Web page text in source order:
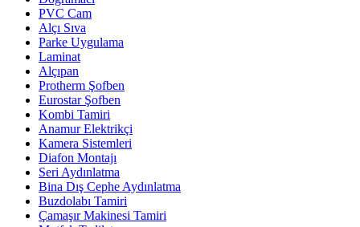
PVC Cam
Alçı Sıva
Parke Uygulama
Laminat
Alçıpan
Protherm Şofben
Eurostar Şofben
Kombi Tamiri
Anamur Elektrikçi
Kamera Sistemleri
Diafon Montajı
Seri Aydınlatma
Bina Dış Cephe Aydınlatma
Buzdolabı Tamiri
Çamaşır Makinesi Tamiri